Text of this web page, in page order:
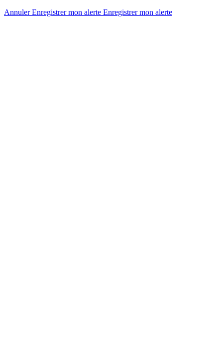
AnnulerEnregistrer mon alerte Enregistrermon alerte